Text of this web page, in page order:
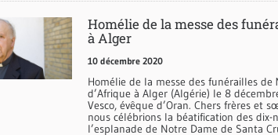
Homélie de la messe des
à Alger
10 décembre 2020
Homélie de la messe des funérailles de
d’Afrique à Alger (Algérie) le 8
Vesco, évêque d’Oran. Chers frères et
nous célébrions la béatification des
l’esplanade de Notre Dame de Santa